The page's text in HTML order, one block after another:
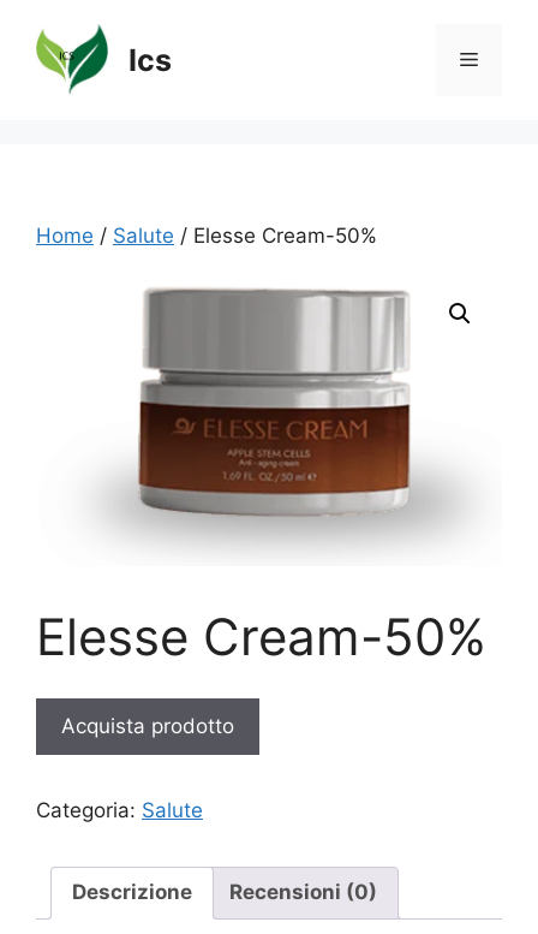
contenuto
Ics Menu
Home / Salute / Elesse Cream-50%
Elesse Cream-50%
Acquista prodotto
Categoria: Salute
Descrizione Recensioni (0)